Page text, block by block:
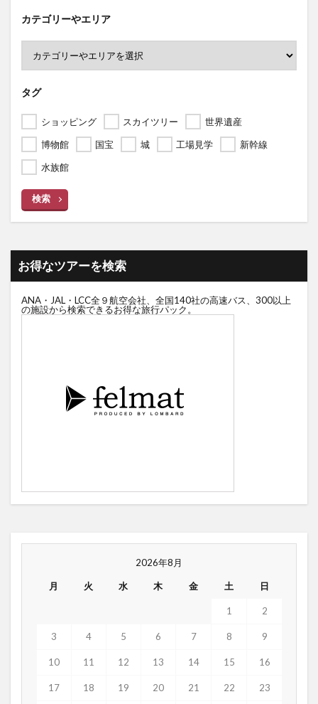
カテゴリーやエリア
タグ
ショッピング スカイツリー
世界遺産
博物館
国宝 城 工場見学
新幹線
水族館
検索
お得なツアーを検索
ANA・JAL・LCC全９航空会社、全国140社の高速バス、300以上
の施設から検索できるお得な旅行パック。
2026年8月
月 火 水 木 金 土 日
1 2
3 4 5 6 7 8 9
10 11 12 13 14 15 16
17 18 19 20 21 22 23